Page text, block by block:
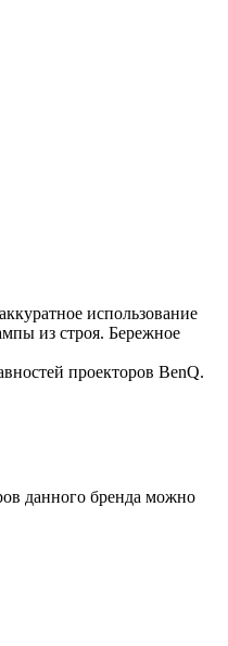
использование
из строя. Бережное
проекторов BenQ.
данного бренда можно